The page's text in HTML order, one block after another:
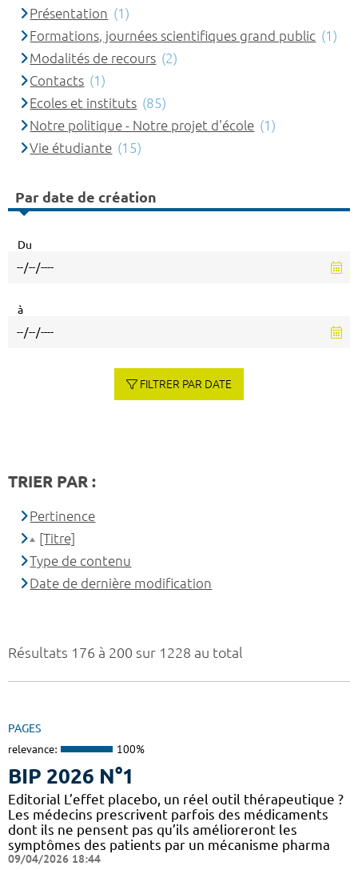
Résultats 176 à 200 sur 1228 au total
PAGES
relevance: 100%
BIP 2026 N°1
Editorial L’effet placebo, un réel outil thérapeutique ?
Les médecins prescrivent parfois des médicaments
dont ils ne pensent pas qu’ils amélioreront les
symptômes des patients par un mécanisme pharma
09/04/2026 18:44
Présentation (1)
Formations, journées scientifiques grand public (1)
Modalités de recours (2)
Contacts (1)
Ecoles et instituts (85)
Notre politique - Notre projet d'école (1)
Vie étudiante (15)
Par date de création
Du
à
FILTRER PAR DATE
TRIER PAR :
Pertinence
[Titre]
Type de contenu
Date de dernière modification